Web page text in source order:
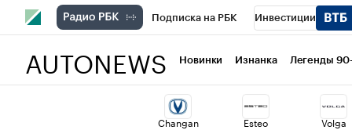
Подписка на РБК Инвестиции
Национальные проекты Город
Кредитные рейтинги Франшизы
AUTONEWS Новинки Изнанка Легенды
Changan Esteo Volga